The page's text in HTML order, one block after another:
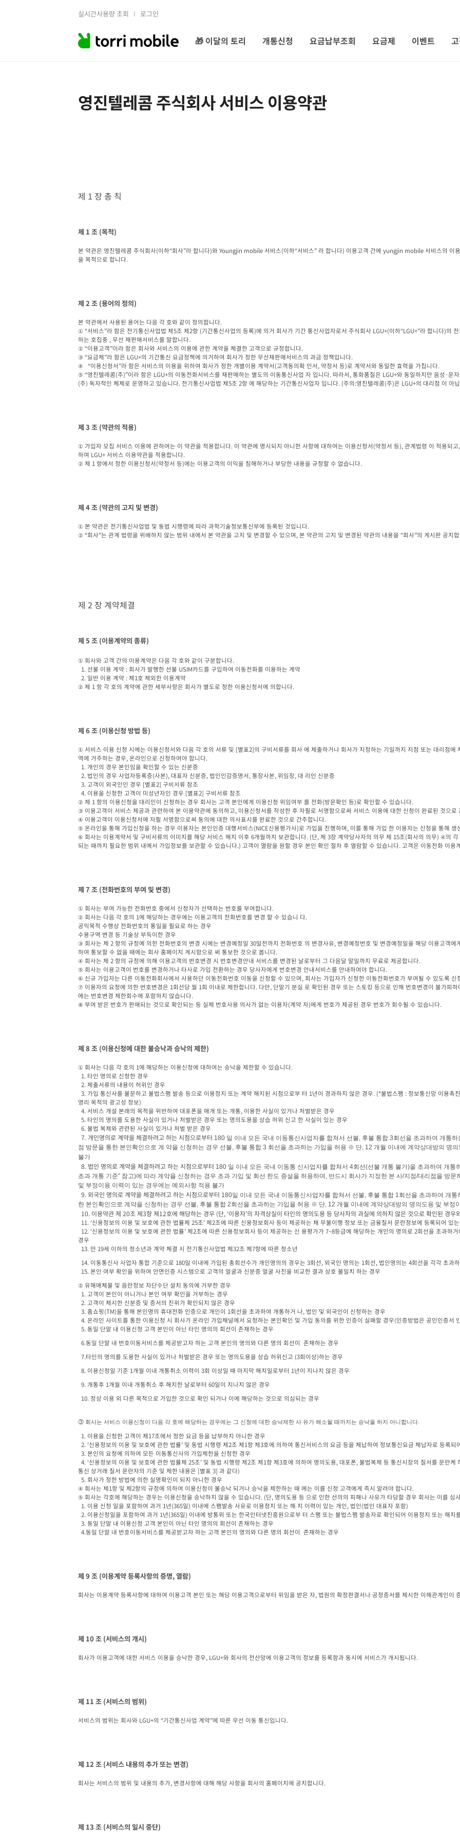
실시간사용량 조회 로그인
🎁 이달의 토리 개통신청 요금납부조회 요금제 이벤트
영진텔레콤 주식회사 서비스 이용약관
제 1 장 총 칙
제 1 조 (목적)
본 약관은 영진텔레콤 주식회사(이하“회사”라 합니다)와 Youngjin mobile 서비스(이하“서비스” 라 합니다) 이용고객 간에 yungjin mobile 서비스의 이
을 목적으로 합니다.
제 2 조 (용어의 정의)
본 약관에서 사용된 용어는 다음 각 호와 같이 정의합니다.
① “서비스”라 함은 전기통신사업법 제5조 제2항 (기간통신사업의 등록)에 의거 회사가 기간 통신사업자로서 주식회사 LGU+(이하“LGU+”라 합니다)의
하는 호집중 , 무선 재판매서비스를 말합니다.
② “이용고객”이라 함은 회사와 서비스의 이용에 관한 계약을 체결한 고객으로 규정합니다.
③ “요금제”라 함은 LGU+의 기간통신 요금정책에 의거하여 회사가 정한 무선재판매서비스의 과금 정책입니다.
④   “이용신청서”라 함은 서비스의 이용을 위하여 회사가 정한 개별이용 계약서(고객동의확 인서, 약정서 등)로 계약서와 동일한 효력을 가집니다.
⑤ “영진텔레콤(주)”이라 함은 LGU+의 이동전화서비스를 재판매하는 별도의 이동통신사업 자 입니다. 따라서, 통화품질은 LGU+와 동일하지만 음성·문
(주) 독자적인 체제로 운영하고 있습니다. 전기통신사업법 제5조 2항 에 해당하는 기간통신사업자 입니다. (주의:영진텔레콤(주)은 LGU+의 대리점 이 아
제 3 조 (약관의 적용)
① 가입자 모집 서비스 이용에 관하여는 이 약관을 적용합니다. 이 약관에 명시되지 아니한 사항에 대하여는 이용신청서(약정서 등), 관계법령 이 적용되
하여 LGU+ 서비스 이용약관을 적용합니다.
② 제 1 항에서 정한 이용신청서(약정서 등)에는 이용고객의 이익을 침해하거나 부당한 내용을 규정할 수 없습니다.
제 4 조 (약관의 고지 및 변경)
① 본 약관은 전기통신사업법 및 동법 시행령에 따라 과학기술정보통신부에 등록된 것입니다.
② “회사”는 관계 법령을 위배하지 않는 범위 내에서 본 약관을 고지 및 변경할 수 있으며, 본 약관의 고지 및 변경된 약관의 내용을 “회사”의 게시판 공지
제 2 장 계약체결
제 5 조 (이용계약의 종류)
① 회사와 고객 간의 이용계약은 다음 각 호와 같이 구분합니다.
② 제 1 항 각 호의 계약에 관한 세부사항은 회사가 별도로 정한 이용신청서에 의합니다.
제 6 조 (이용신청 방법 등)
① 서비스 이용 신청 시에는 이용신청서와 다음 각 호의 서류 및 [별표2]의 구비서류를 회사 에 제출하거나 회사가 지정하는 기일까지 지점 또는 대리점에
역에 거주하는 경우, 온라인으로 신청하여야 합니다.
② 제 1 항의 이용신청을 대리인이 신청하는 경우 회사는 고객 본인에게 이용신청 위임여부 를 전화(방문확인 등)로 확인할 수 있습니다.
③ 이용고객이 서비스 제공과 관련하여 본 이용약관에 동의하고, 이용신청서를 작성한 후 자필로 서명함으로써 서비스 이용에 대한 신청이 완료된 것으로
④ 이용고객이 이용신청서에 자필 서명함으로써 동의에 대한 의사표시를 완료한 것으로 간주합니다.
⑤ 온라인을 통해 가입신청을 하는 경우 이용자는 본인인증 대행서비스(NICE신용평가사)로 가입을 진행하며, 이를 통해 가입 한 이용자는 신청을 통해
⑥ 회사는 이용계약서 및 구비서류의 이미지를 해당 서비스 해지 이후 6개월까지 보관합니다. (단, 제 3장 계약당사자의 의무 제 15조(회사의 의무) ④의
되는 때까지 필요한 범위 내에서 가입정보를 보관할 수 있습니다.) 고객이 열람을 원할 경우 본인 확인 절차 후 열람할 수 있습니다. 고객은 이동전화 이
제 7 조 (전화번호의 부여 및 변경)
① 회사는 부여 가능한 전화번호 중에서 신청자가 선택하는 번호를 부여합니다.
② 회사는 다음 각 호의 1에 해당하는 경우에는 이용고객의 전화번호를 변경 할 수 있습니 다.
공익목적 수행상 전화번호의 통일을 필요로 하는 경우
수용구역 변경 등 기술상 부득이한 경우
③ 회사는 제 2 항의 규정에 의한 전화번호의 변경 시에는 변경예정일 30일전까지 전화번호 의 변경사유, 변경예정번호 및 변경예정일을 해당 이용고객
하여 통보할 수 없을 때에는 회사 홈페이지 게시함으로 써 통보한 것으로 봅니다.
④ 회사는 제 2 항의 규정에 의해 이용고객의 번호변경 시 번호변경안내 서비스를 변경된 날로부터 그 다음달 말일까지 무료로 제공합니다.
⑤ 회사는 이용고객이 번호를 변경하거나 타사로 가입 전환하는 경우 당사자에게 번호변경 안내서비스를 안내하여야 합니다.
⑥ 신규 가입자는 다른 이동전화회사에서 사용하던 이동전화번호 이동을 신청할 수 있으며, 회사는 가입자가 신청한 이동전화번호가 부여될 수 있도록
⑦ 이용자의 요청에 의한 번호변경은 1회선당 월 1회 이내로 제한합니다. 다만, 단말기 분실 로 확인된 경우 또는 스토킹 등으로 인해 번호변경이 불가피
에는 번호변경 제한회수에 포함하지 않습니다.
⑧ 부여 받은 번호가 판매되는 것으로 확인되는 등 실제 번호사용 의사가 없는 이용자(계약 자)에게 번호가 제공된 경우 번호가 회수될 수 있습니다.
제 8 조 (이용신청에 대한 불승낙과 승낙의 제한)
① 회사는 다음 각 호의 1에 해당하는 이용신청에 대하여는 승낙을 제한할 수 있습니다.
영리 목적의 광고성 정보)
7. 개인명의로 계약을 체결하려고 하는 시점으로부터 180 일 이내 모든 국내 이동통신사업자를 합쳐서 선불, 후불 통합 3회선을 초과하여 개통
점 방문을 통한 본인확인으로 계 약을 신청하는 경우 선불, 후불 통합 3 회선을 초과하는 가입을 허용 ※ 단, 12 개월 이내에 계약상대방의 명
불가
  8. 법인 명의로 계약을 체결하려고 하는 시점으로부터
180 일 이내 모든 국내 이동통 신사업자를 합쳐서 4회선(선불 개통 불가)을 초과하여 개통
초과 개통 기준” 참고)에 따라 계약을 신청하는 경우 초과 가입 및 회선 한도 증설을 허용하며 , 반드시 회사가 지정한 본 사/지점/대리점을 방문
및 부정이용 이력이 있는 경우에는 예외사항 적용 불가
  9. 외국인 명의로 계약을 체결하려고 하는 시점으로부터
180일 이내 모든 국내 이동통신사업자를 합쳐서 선불, 후불 통합 1회선을 초과하여 개
한 본인확인으로 계약을 신청하는 경우 선불, 후불 통합 2회선을 초과하는 가입을 허용 ※ 단, 12 개월 이내에 계약상대방의 명의도용 및 부정
10. 이용약관 제 20조 제3항 제12호에 해당하는 경우 (단, ‘이용자’의 자격상실이 타인의 명의도용 등 당사자의 과실에 의하지 않은 것으로 확인된 경
경우
  13. 만 19세 이하의 청소년과 계약 체결 시 전기통신사업법 제32조 제7항에 따른 청소년
14. 이동통신사 사업자 통합 기준으로 180일 이내에 가입된 총회선수가 개인명의의 경우는 3회선, 외국인 명의는 1회선, 법인명의는 4회선을 각각 초과
  15. 본인 여부 확인을 위하여 안면인증 시스템으로 고객의 얼굴과 신분증 얼굴 사진을 비교한 결과 상호 불일치 하는 경우
② 유해매체물 및 음란정보 차단수단 설치 동의에 거부한 경우
4. 온라인 사이트를 통한 이용신청 시 회사가 온라인 가입채널에서 요청하는 본인확인 및 가입 동의를 위한 인증이 실패할 경우(인증방법은 공인인증서
  5. 동일 단말 내 이용신청 고객 본인이 아닌 타인 명의의 회선이 존재하는 경우
  6.동일 단말 내 번호이동서비스를 제공받고자 하는 고객 본인의 명의와 다른 명의 회선이  존재하는 경우
  7.타인의 명의를 도용한 사실이 있거나 처벌받은 경우 또는 명의도용을 상습 허위신고 (3회이상)하는 경우
  8. 이용신청일 기준 1개월 이내 개통취소 이력이 3회 이상일 때 마지막 해지일로부터 1년이 지나지 않은 경우
  9. 개통후 1개월 이내 개통취소 후 해지한 날로부터 60일이 지나지 않은 경우
  10. 정상 이용 외 다른 목적으로 가입한 것으로 확인 되거나 이에 해당하는 것으로 의심되는 경우
③ 회사는 서비스 이용신청이 다음 각 호에 해당하는 경우에는 그 신청에 대한 승낙제한 사 유가 해소될 때까지는 승낙을 하지 아니합니다.
통신 상거래 질서 문란자의 기준 및 제한 내용은 [별표 3] 과 같다)
④ 회사는 제1항 및 제2항의 규정에 의하여 이용신청이 불승낙 되거나 승낙을 제한하는 때 에는 이를 신청 고객에게 즉시 알려야 합니다.
⑤ 회사는 각호에 해당하는 경우는 이용신청을 승낙하지 않을 수 있습니다. (단, 명의도용 등 으로 인한 선의의 피해나 사유가 타당할 경우 회사는 이를 심
  4.동일 단말 내 번호이동서비스를 제공받고자 하는 고객 본인의 명의와 다른 명의 회선이  존재하는 경우
제 9 조 (이용계약 등록사항의 증명, 열람)
회사는 이용계약 등록사항에 대하여 이용고객 본인 또는 해당 이용고객으로부터 위임을 받은 자, 법원의 확정판결서나 공정증서를 제시한 이해관계인이
제 10 조 (서비스의 개시)
회사가 이용고객에 대한 서비스 이용을 승낙한 경우, LGU+와 회사의 전산망에 이용고객의 정보를 등록함과 동시에 서비스가 개시됩니다.
제 11 조 (서비스의 범위)
서비스의 범위는 회사와 LGU+의 “기간통신사업 계약”에 따른 무선 이동 통신입니다.
제 12 조 (서비스 내용의 추가 또는 변경)
회사는 서비스의 범위 및 내용의 추가, 변경사항에 대해 해당 사항을 회사의 홈페이지에 공지합니다.
제 13 조 (서비스의 일시 중단)